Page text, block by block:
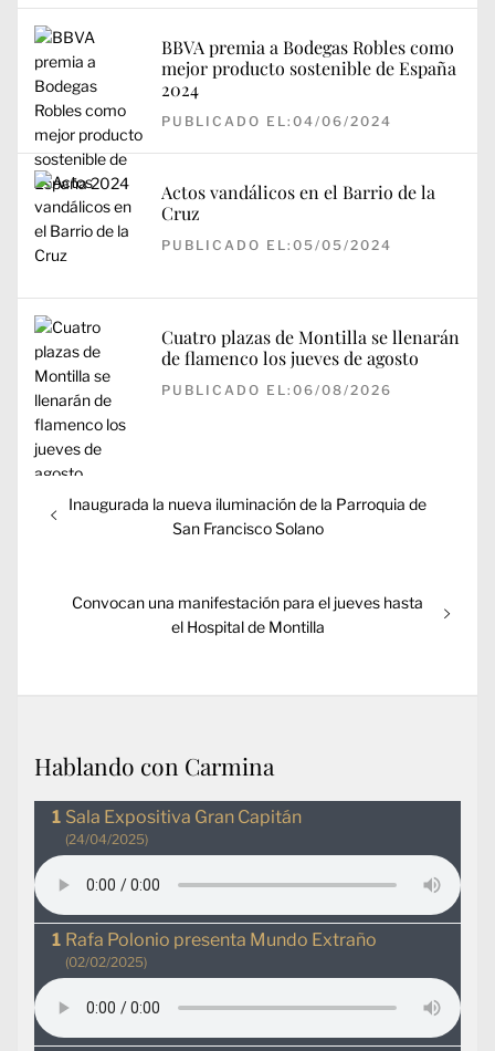
BBVA premia a Bodegas Robles como
mejor producto sostenible de España
2024
PUBLICADO EL:04/06/2024
Actos vandálicos en el Barrio de la
Cruz
PUBLICADO EL:05/05/2024
Cuatro plazas de Montilla se llenarán
de flamenco los jueves de agosto
PUBLICADO EL:06/08/2026
Navegación
de
Entrada
Inaugurada la nueva iluminación de la Parroquia de
San Francisco Solano
Entrada
Convocan una manifestación para el jueves hasta
el Hospital de Montilla
Hablando con Carmina
Sala Expositiva Gran Capitán
(24/04/2025)
Rafa Polonio presenta Mundo Extraño
(02/02/2025)